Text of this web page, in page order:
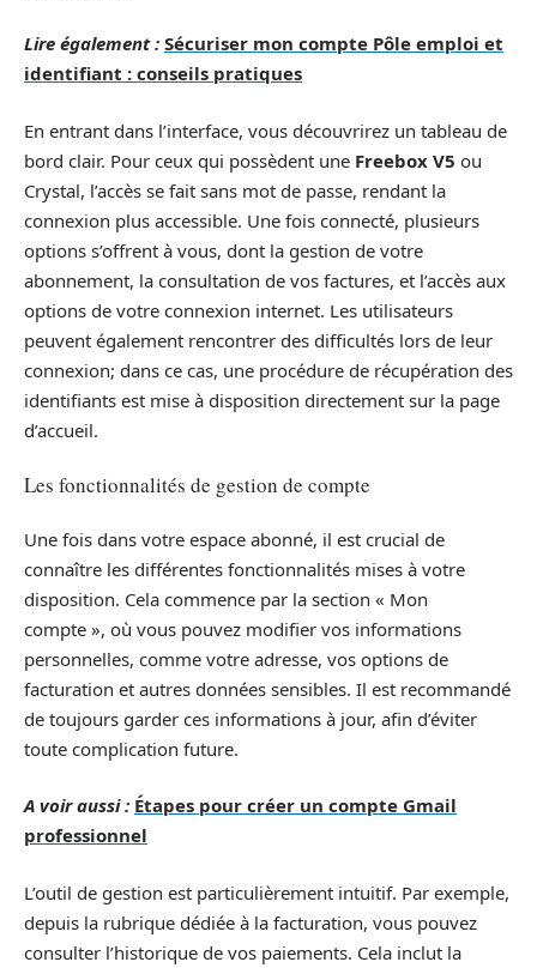
Lire également : Sécuriser mon compte Pôle emploi et
identifiant : conseils pratiques
En entrant dans l’interface, vous découvrirez un tableau de
bord clair. Pour ceux qui possèdent une Freebox V5 ou
Crystal, l’accès se fait sans mot de passe, rendant la
connexion plus accessible. Une fois connecté, plusieurs
options s’offrent à vous, dont la gestion de votre
abonnement, la consultation de vos factures, et l’accès aux
options de votre connexion internet. Les utilisateurs
peuvent également rencontrer des difficultés lors de leur
connexion; dans ce cas, une procédure de récupération des
identifiants est mise à disposition directement sur la page
d’accueil.
Les fonctionnalités de gestion de compte
Une fois dans votre espace abonné, il est crucial de
connaître les différentes fonctionnalités mises à votre
disposition. Cela commence par la section « Mon
compte », où vous pouvez modifier vos informations
personnelles, comme votre adresse, vos options de
facturation et autres données sensibles. Il est recommandé
de toujours garder ces informations à jour, afin d’éviter
toute complication future.
A voir aussi : Étapes pour créer un compte Gmail
professionnel
L’outil de gestion est particulièrement intuitif. Par exemple,
depuis la rubrique dédiée à la facturation, vous pouvez
consulter l’historique de vos paiements. Cela inclut la